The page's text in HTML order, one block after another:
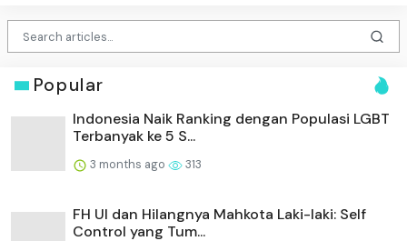
Popular
Indonesia Naik Ranking dengan Populasi LGBT
Terbanyak ke 5 S...
3 months ago 313
FH UI dan Hilangnya Mahkota Laki-laki: Self
Control yang Tum...